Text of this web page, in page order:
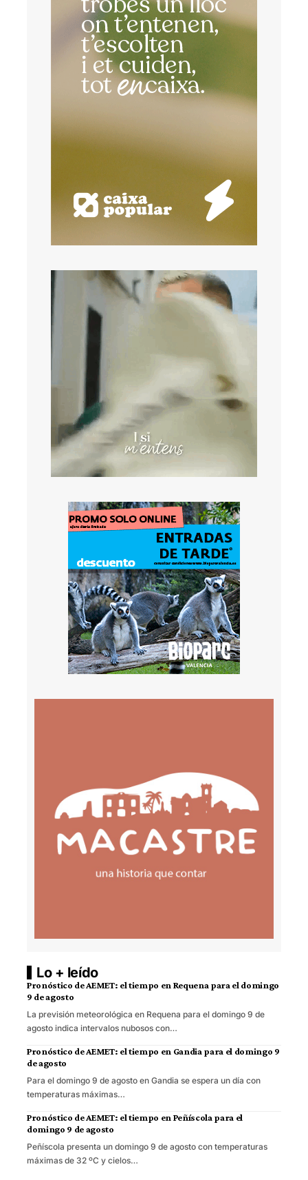
Lo + leído
Pronóstico de AEMET: el tiempo en Requena para el domingo
9 de agosto
La previsión meteorológica en Requena para el domingo 9 de
agosto indica intervalos nubosos con…
Pronóstico de AEMET: el tiempo en Gandia para el domingo 9
de agosto
Para el domingo 9 de agosto en Gandia se espera un día con
temperaturas máximas…
Pronóstico de AEMET: el tiempo en Peñíscola para el
domingo 9 de agosto
Peñíscola presenta un domingo 9 de agosto con temperaturas
máximas de 32 ºC y cielos…